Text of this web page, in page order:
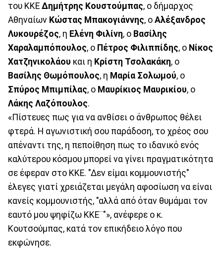
του ΚΚΕ Δημήτρης Κουστούμπας, ο δήμαρχος
Αθηναίων Κώστας Μπακογιάννης, ο Αλέξανδρος
Λυκουρέζος, η Ελένη Φιλίνη, ο Βασίλης
Χαραλαμπόπουλος, ο Πέτρος Φιλιππίδης, ο Νίκος
Χατζηνικολάου και η Κρίστη Τσολακάκη, ο
Βασίλης Θωμόπουλος, η Μαρία Σολωμού, ο
Σπύρος Μπιμπίλας, ο Μαυρίκιος Μαυρικίου, ο
Λάκης Λαζόπουλος.
«Πίστευες πως για να ανθίσει ο άνθρωπος θέλει
φτερά. Η αγωνιστική σου παράδοση, το χρέος σου
απέναντι της, η πεποίθηση πως το ιδανικό ενός
καλύτερου κόσμου μπορεί να γίνει πραγματικότητα
σε έφεραν στο ΚΚΕ. "Δεν είμαι κομμουνιστής"
έλεγες γιατί χρειάζεται μεγάλη αφοσίωση να είναι
κανείς κομμουνιστής, "αλλά από όταν θυμάμαι τον
εαυτό μου ψηφίζω ΚΚΕ¨"», ανέφερε ο κ.
Κουτσούμπας, κατά τον επικήδειο λόγο που
εκφώνησε.